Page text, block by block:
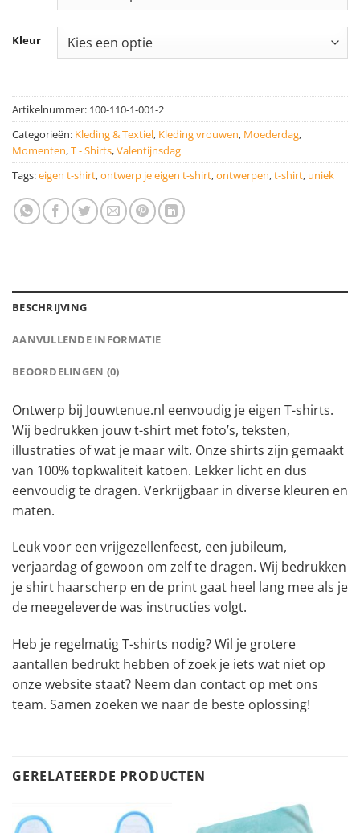
Kleur
Artikelnummer: 100-110-1-001-2
Categorieën: Kleding & Textiel, Kleding vrouwen, Moederdag,
Momenten,T - Shirts,Valentijnsdag
Tags:eigen t-shirt,ontwerp je eigen t-shirt,ontwerpen,t-shirt, uniek
BESCHRIJVING
AANVULLENDE INFORMATIE
BEOORDELINGEN (0)
Ontwerp bij Jouwtenue.nl eenvoudig je eigen T-shirts.
Wij bedrukken jouw t-shirt met foto’s, teksten,
illustraties of wat je maar wilt. Onze shirts zijn gemaakt
van 100% topkwaliteit katoen. Lekker licht en dus
eenvoudig te dragen. Verkrijgbaar in diverse kleuren en
maten.
Leuk voor een vrijgezellenfeest, een jubileum,
verjaardag of gewoon om zelf te dragen. Wij bedrukken
je shirt haarscherp en de print gaat heel lang mee als je
de meegeleverde was instructies volgt.
Heb je regelmatig T-shirts nodig? Wil je grotere
aantallen bedrukt hebben of zoek je iets wat niet op
onze website staat? Neem dan contact op met ons
team. Samen zoeken we naar de beste oplossing!
GERELATEERDE PRODUCTEN